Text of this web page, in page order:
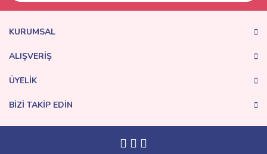
KURUMSAL
ALIŞVERİŞ
ÜYELİK
BİZİ TAKİP EDİN